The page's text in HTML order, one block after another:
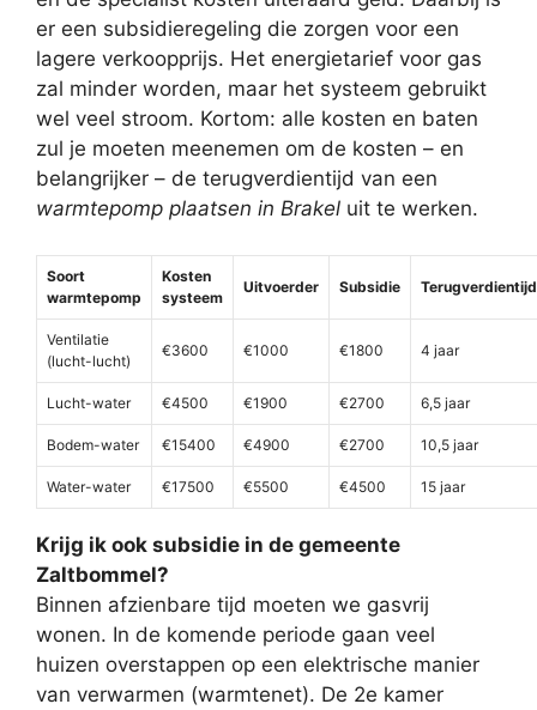
er een subsidieregeling die zorgen voor een
lagere verkoopprijs. Het energietarief voor gas
zal minder worden, maar het systeem gebruikt
wel veel stroom. Kortom: alle kosten en baten
zul je moeten meenemen om de kosten – en
belangrijker – de terugverdientijd van een
warmtepomp plaatsen in Brakel uit te werken.
Soort
warmtepomp
Kosten
systeem
Uitvoerder Subsidie Terugverdientijd
Ventilatie
(lucht-lucht)
€3600 €1000 €1800 4 jaar
Lucht-water €4500 €1900 €2700 6,5 jaar
Bodem-water €15400 €4900 €2700 10,5 jaar
Water-water €17500 €5500 €4500 15 jaar
Krijg ik ook subsidie in de gemeente
Zaltbommel?
Binnen afzienbare tijd moeten we gasvrij
wonen. In de komende periode gaan veel
huizen overstappen op een elektrische manier
van verwarmen (warmtenet). De 2e kamer